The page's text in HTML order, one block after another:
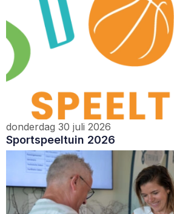
donderdag 30 juli 2026
Sportspeeltuin 2026